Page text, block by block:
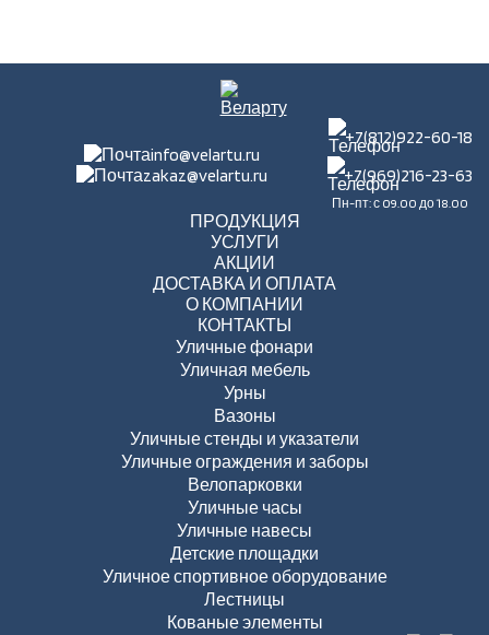
info@velartu.ru
zakaz@velartu.ru
+7(812)922-60-18
+7(969)216-23-63
Пн-пт: с 09.00 до 18.00
ПРОДУКЦИЯ
УСЛУГИ
АКЦИИ
ДОСТАВКА И ОПЛАТА
О КОМПАНИИ
КОНТАКТЫ
Уличные фонари
Уличная мебель
Урны
Вазоны
Уличные стенды и указатели
Уличные ограждения и заборы
Велопарковки
Уличные часы
Уличные навесы
Детские площадки
Уличное спортивное оборудование
Лестницы
Кованые элементы